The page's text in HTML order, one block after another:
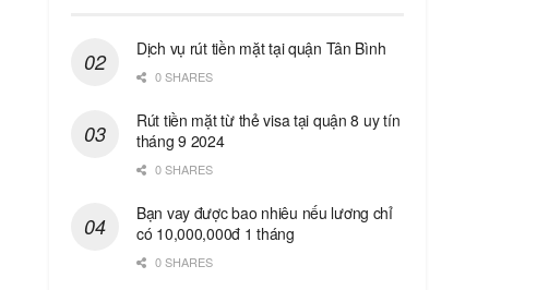
Dịch vụ rút tiền mặt tại quận Tân Bình
0 SHARES
Rút tiền mặt từ thẻ visa tại quận 8 uy tín
tháng 9 2024
0 SHARES
Bạn vay được bao nhiêu nếu lương chỉ
có 10,000,000đ 1 tháng
0 SHARES